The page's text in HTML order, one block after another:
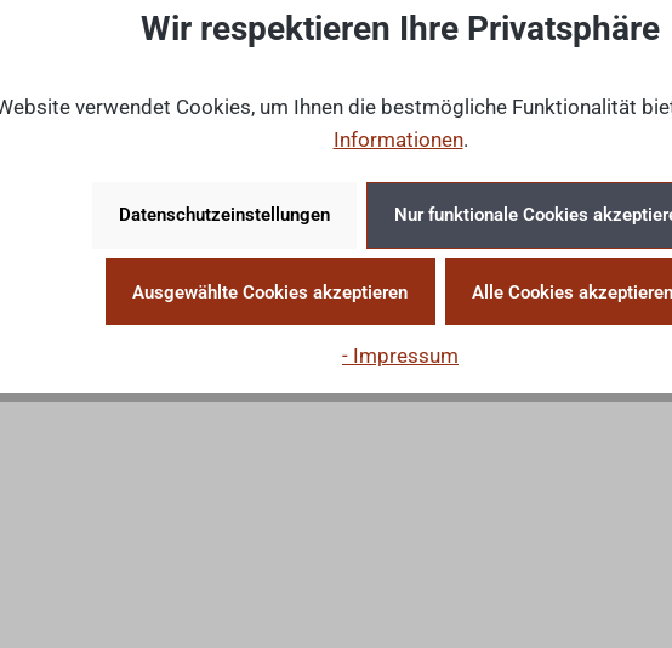
Wir respektieren Ihre Privatsphäre
verwendet Cookies, um Ihnen die bestmögliche Funktionalität
Informationen.
Datenschutzeinstellungen Nur funktionale Cookies
Ausgewählte Cookies akzeptieren Alle Cookies akzeptieren
- Impressum